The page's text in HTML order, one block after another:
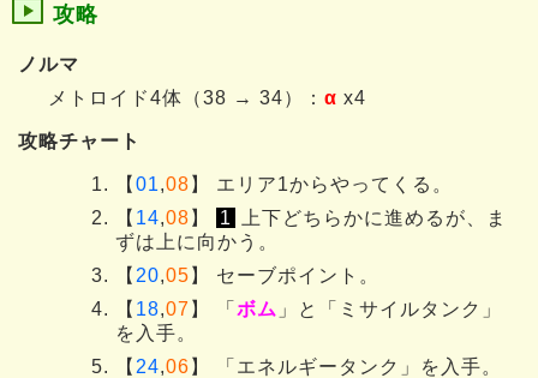
攻略
ノルマ
メトロイド4体（38 → 34）： α x4
攻略チャート
【 01,08 】 エリア1からやってくる。
【 14,08 】 1
上下どちらかに進めるが、ま
ずは上に向かう。
【 20,05 】 セーブポイント。
【 18,07 】 「 ボム 」と「ミサイルタンク」
を入手。
【 24,06 】 「エネルギータンク」を入手。